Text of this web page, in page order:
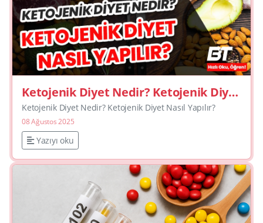
Ketojenik Diyet Nedir? Ketojenik Diyet
Nasıl Yapılır?
Ketojenik Diyet Nedir? Ketojenik Diyet Nasıl Yapılır?
08 Ağustos 2025
Yazıyı oku